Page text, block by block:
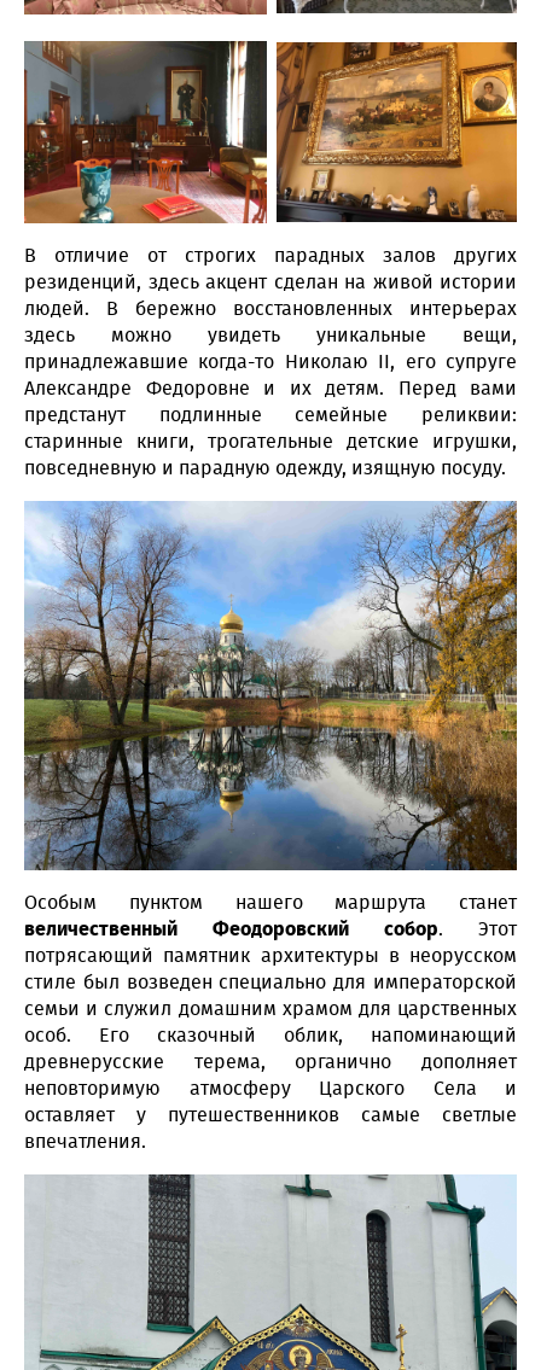
В отличие от строгих парадных залов других
резиденций, здесь акцент сделан на живой истории
людей. В бережно восстановленных интерьерах
здесь можно увидеть уникальные вещи,
принадлежавшие когда-то Николаю II, его супруге
Александре Федоровне и их детям. Перед вами
предстанут подлинные семейные реликвии:
старинные книги, трогательные детские игрушки,
повседневную и парадную одежду, изящную посуду.
Особым пунктом нашего маршрута станет
величественный Феодоровский собор. Этот
потрясающий памятник архитектуры в неорусском
стиле был возведен специально для императорской
семьи и служил домашним храмом для царственных
особ. Его сказочный облик, напоминающий
древнерусские терема, органично дополняет
неповторимую атмосферу Царского Села и
оставляет у путешественников самые светлые
впечатления.